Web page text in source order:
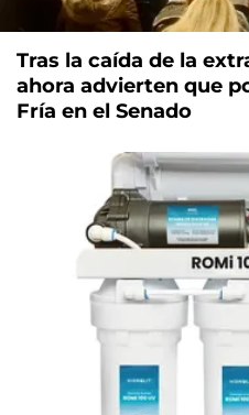
Tras la caída de la
ahora advierten que
Fría en el Senado